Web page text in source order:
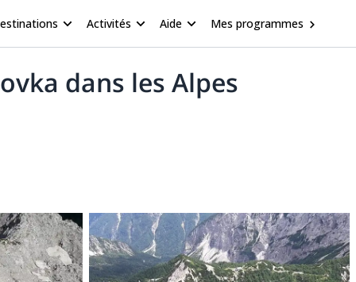
Activités Aide Mes programmes
dans les Alpes